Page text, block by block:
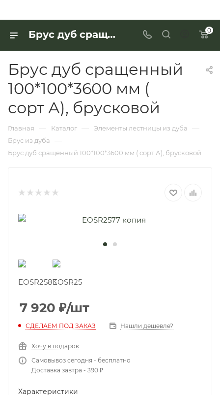
Брус дуб сращенный 100*100*3600 мм ( сорт А), брусковой для работы с деревянными изделиями — купить в «Интерьер Дом» 0
Брус дуб сращенный
100*100*3600 мм (
сорт А), брусковой
Главная — Каталог — Элементы лестницы из дуба —
Брус из дуба —
Брус дуб сращенный 100*100*3600 мм ( сорт А), брусковой
7 920 ₽/шт
СДЕЛАЕМ ПОД ЗАКАЗ Нашли дешевле?
Хочу в подарок
Самовывоз сегодня - бесплатно
Доставка завтра - 390 ₽
Характеристики